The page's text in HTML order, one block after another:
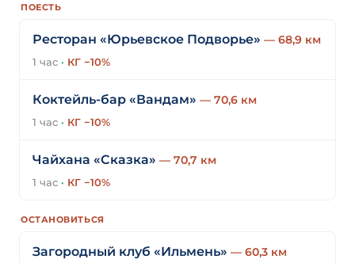
ПОЕСТЬ
Ресторан «Юрьевское Подворье» — 68,9 км
1 час · КГ −10%
Коктейль-бар «Вандам» — 70,6 км
1 час · КГ −10%
Чайхана «Сказка» — 70,7 км
1 час · КГ −10%
ОСТАНОВИТЬСЯ
Загородный клуб «Ильмень» — 60,3 км